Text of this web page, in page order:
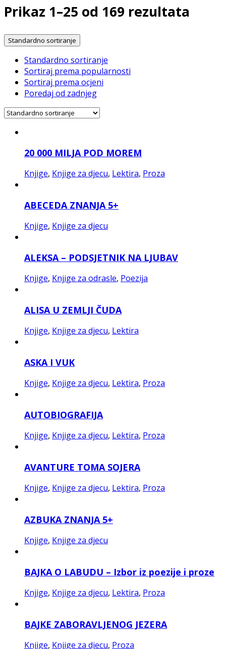
Prikaz 1–25 od 169 rezultata
Standardno sortiranje
Standardno sortiranje
Sortiraj prema popularnosti
Sortiraj prema ocjeni
Poredaj od zadnjeg
20 000 MILJA POD MOREM
Knjige, Knjige za djecu, Lektira, Proza
ABECEDA ZNANJA 5+
Knjige, Knjige za djecu
ALEKSA – PODSJETNIK NA LJUBAV
Knjige, Knjige za odrasle, Poezija
ALISA U ZEMLJI ČUDA
Knjige, Knjige za djecu, Lektira
ASKA I VUK
Knjige, Knjige za djecu, Lektira, Proza
AUTOBIOGRAFIJA
Knjige, Knjige za djecu, Lektira, Proza
AVANTURE TOMA SOJERA
Knjige, Knjige za djecu, Lektira, Proza
AZBUKA ZNANJA 5+
Knjige, Knjige za djecu
BAJKA O LABUDU – Izbor iz poezije i proze
Knjige, Knjige za djecu, Lektira, Proza
BAJKE ZABORAVLJENOG JEZERA
Knjige, Knjige za djecu, Proza